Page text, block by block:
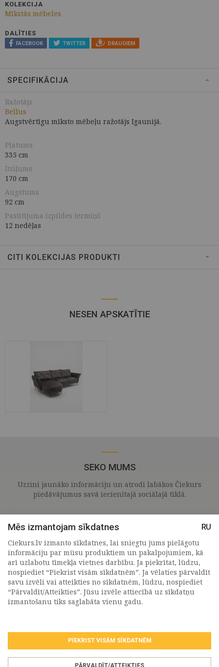
KOLEKCIJA
Mīkstās mēbeles
DALĪTIES
FACEBOOK TWITTER DRAUGIEM
SPECIFIKĀCIJA
Ražotājs
Bellus
Augstvērtīgu mīksto mēbeļu ražotājs Igaunijā.
Platums
335 cm
Dziļums
170 cm
Augstums
92 cm
Pasūtījuma izpildes termiņš
12 nedēļas
CITI KOLEKCIJAS PRODUKTI
NESEN APSKATĪTIE
SEKO MUMS
Uzzini jaunāko informāciju un atrodi labākos Čiekurs
piedāvājumus savā iecienītajā sociālajā tīklā.
PIETEIKTIES MŪSU JAUNUMIEM
Piekrītu personasdatu apstrādes noteikumiem
Mēs izmantojam sīkdatnes
RU
Ciekurs.lv izmanto sīkdatnes, lai sniegtu jums pielāgotu
informāciju par mūsu produktiem un pakalpojumiem, kā
arī uzlabotu tīmekļa vietnes darbību. Ja piekrītat, lūdzu,
nospiediet “Piekrist visām sīkdatnēm”. Ja vēlaties pārvaldīt
savu izvēli vai atteikties no sīkdatnēm, lūdzu, nospiediet
“Pārvaldīt/Atteikties”. Jūsu izvēle attiecībā uz sīkdatņu
izmantošanu tiks saglabāta vienu gadu.
PIEKRIST VISĀM SĪKDATNĒM
PĀRVALDĪT/ATTEIKTIES